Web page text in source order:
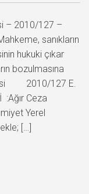
– 2010/127 –
sanıkların
hukuki çıkar
bozulmasına
2010/127 E.
Ceza
Yerel
[…]